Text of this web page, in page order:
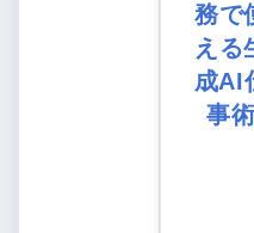
務で
える
成AI
事